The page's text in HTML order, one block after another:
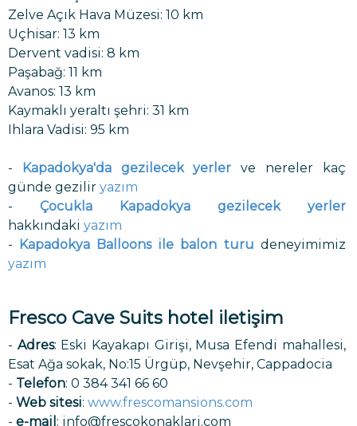
Zelve Açık Hava Müzesi: 10 km
Uçhisar: 13 km
Dervent vadisi: 8 km
Paşabağ: 11 km
Avanos: 13 km
Kaymaklı yeraltı şehri: 31 km
Ihlara Vadisi: 95 km
- Kapadokya'da gezilecek yerler ve nereler kaç
günde gezilir yazım
- Çocukla Kapadokya gezilecek yerler
hakkındaki yazım
- Kapadokya Balloons ile balon turu deneyimimiz
yazım
Fresco Cave Suits hotel iletişim
- Adres: Eski Kayakapı Girişi, Musa Efendi mahallesi,
Esat Ağa sokak, No:15 Ürgüp, Nevşehir, Cappadocia
- Telefon: 0 384 341 66 60
- Web sitesi: www.frescomansions.com
- e-mail : info@frescokonaklari.com